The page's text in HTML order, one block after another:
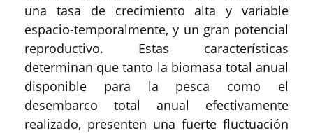
una tasa de crecimiento alta y variable
espacio-temporalmente, y un gran potencial
reproductivo. Estas características
determinan que tanto la biomasa total anual
disponible para la pesca como el
desembarco total anual efectivamente
realizado, presenten una fuerte fluctuación